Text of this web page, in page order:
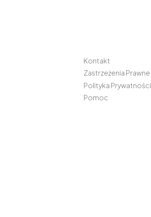
Kontakt
Zastrzeżenia Prawne
Polityka Prywatności
Pomoc